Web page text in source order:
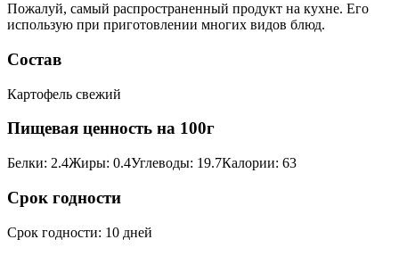
Пожалуй, самый распространенный продукт на кухне. Его
использую при приготовлении многих видов блюд.
Состав
Картофель свежий
Пищевая ценность на 100г
Белки: 2.4Жиры: 0.4Углеводы: 19.7Калории: 63
Срок годности
Срок годности: 10 дней